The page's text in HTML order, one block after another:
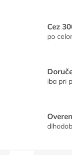
Cez
po
iba pri